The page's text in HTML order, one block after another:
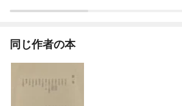
同じ作者の本